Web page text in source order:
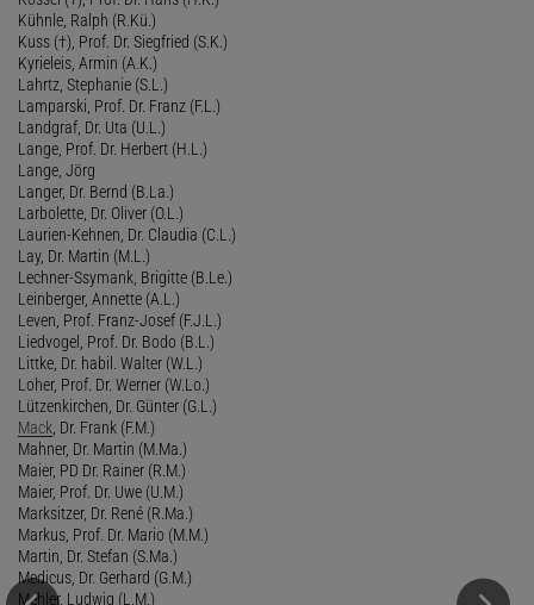
Kühnle, Ralph (R.Kü.)
Kuss (†), Prof. Dr. Siegfried (S.K.)
Kyrieleis, Armin (A.K.)
Lahrtz, Stephanie (S.L.)
Lamparski, Prof. Dr. Franz (F.L.)
Landgraf, Dr. Uta (U.L.)
Lange, Prof. Dr. Herbert (H.L.)
Lange, Jörg
Langer, Dr. Bernd (B.La.)
Larbolette, Dr. Oliver (O.L.)
Laurien-Kehnen, Dr. Claudia (C.L.)
Lay, Dr. Martin (M.L.)
Lechner-Ssymank, Brigitte (B.Le.)
Leinberger, Annette (A.L.)
Leven, Prof. Franz-Josef (F.J.L.)
Liedvogel, Prof. Dr. Bodo (B.L.)
Littke, Dr. habil. Walter (W.L.)
Loher, Prof. Dr. Werner (W.Lo.)
Lützenkirchen, Dr. Günter (G.L.)
Mack , Dr. Frank (F.M.)
Mahner, Dr. Martin (M.Ma.)
Maier, PD Dr. Rainer (R.M.)
Maier, Prof. Dr. Uwe (U.M.)
Marksitzer, Dr. René (R.Ma.)
Markus, Prof. Dr. Mario (M.M.)
Martin, Dr. Stefan (S.Ma.)
Medicus, Dr. Gerhard (G.M.)
Mehler, Ludwig (L.M.)